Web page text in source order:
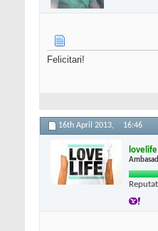
Felicitari!
16th April 2013, 16:46
lovelife